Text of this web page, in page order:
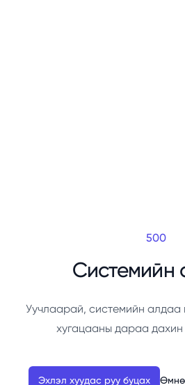
500
Системийн
Уучлаарай, системийн алдаа
хугацааны дараа
Эхлэл хуудас руу буцах